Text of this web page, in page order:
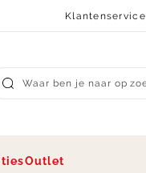
Klantenservice
Submit search
Outlet